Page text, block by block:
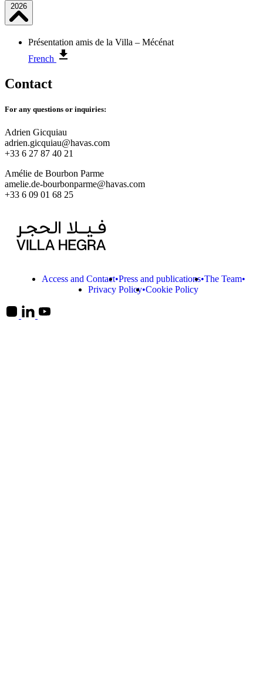
2026
Présentation amis de la Villa – Mécénat
French
Contact
For any questions or inquiries:
Adrien Gicquiau
adrien.gicquiau@havas.com
+33 6 27 87 40 21
Amélie de Bourbon Parme
amelie.de-bourbonparme@havas.com
+33 6 09 01 68 25
Access and Contact Press and publications The Team
Privacy Policy Cookie Policy